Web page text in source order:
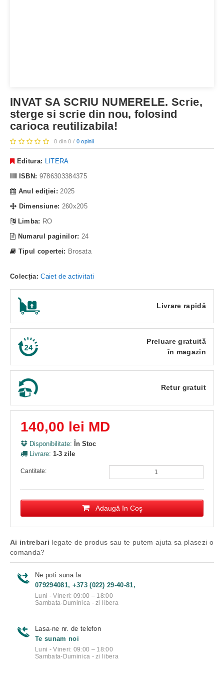
INVAT SA SCRIU NUMERELE. Scrie,
sterge si scrie din nou, folosind
carioca reutilizabila!
0 din 0 / 0 opinii
Editura: LITERA
ISBN: 9786303384375
Anul ediţiei: 2025
Dimensiune: 260x205
Limba: RO
Numarul paginilor: 24
Tipul copertei: Brosata
Colecția: Caiet de activitati
Livrare rapidă
Preluare gratuită
în magazin
Retur gratuit
140,00 lei MD
Disponibilitate: În Stoc
Livrare: 1-3 zile
Cantitate:
Adaugă în Coş
Ai intrebari legate de produs sau te putem ajuta sa plasezi o
comanda?
Ne poti suna la
079294081, +373 (022) 29-40-81,
Luni - Vineri: 09:00 – 18:00
Sambata-Duminica - zi libera
Lasa-ne nr. de telefon
Te sunam noi
Luni - Vineri: 09:00 – 18:00
Sambata-Duminica - zi libera